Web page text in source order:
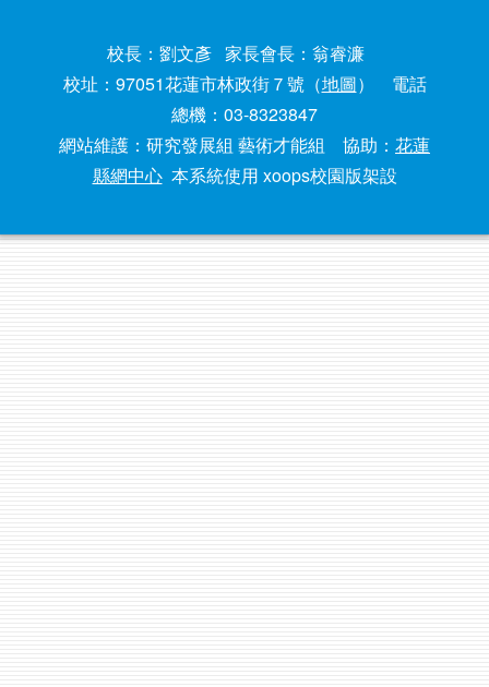
校長：劉文彥 家長會長：翁睿濂
校址：97051花蓮市林政街７號（地圖） 電話
總機：03-8323847
網站維護：研究發展組 藝術才能組 協助： 花蓮
縣網中心本系統使用 xoops校園版架設